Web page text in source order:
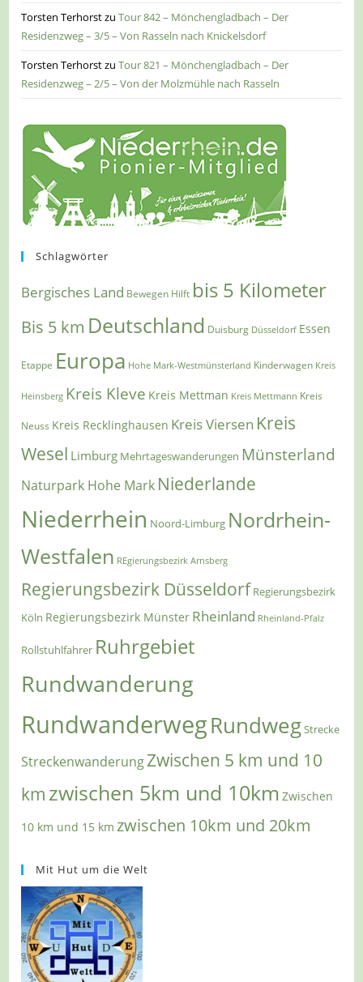
Torsten TerhorstzuTour 842 – Mönchengladbach – Der
Residenzweg – 3/5 – Von Rasseln nach Knickelsdorf
Torsten TerhorstzuTour 821 – Mönchengladbach – Der
Residenzweg – 2/5 – Von der Molzmühle nach Rasseln
Schlagwörter
Bergisches Land Bewegen Hilft bis 5 Kilometer
Bis 5 km Deutschland Duisburg Düsseldorf Essen
Etappe Europa Hohe Mark-Westmünsterland Kinderwagen Kreis
Heinsberg Kreis Kleve Kreis Mettman Kreis Mettmann Kreis
Neuss Kreis Recklinghausen Kreis Viersen Kreis
Wesel Limburg Mehrtageswanderungen Münsterland
Naturpark Hohe Mark Niederlande
Niederrhein Noord-Limburg Nordrhein-
Westfalen REgierungsbezirk Arnsberg
Regierungsbezirk Düsseldorf Regierungsbezirk
Köln Regierungsbezirk Münster Rheinland Rheinland-Pfalz
Rollstuhlfahrer Ruhrgebiet
Rundwanderung
RundwanderwegRundwegStrecke
StreckenwanderungZwischen 5 km und 10
km zwischen 5km und 10km Zwischen
10 km und 15 km zwischen 10km und 20km
Mit Hut um die Welt